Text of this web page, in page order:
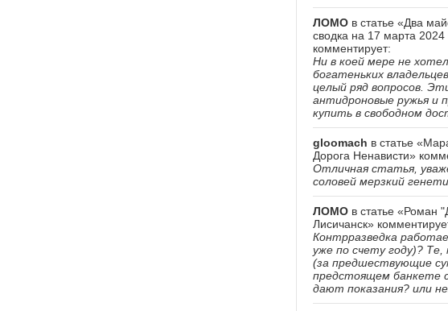
ЛОМО в статье «Два
сводка на 17 марта 2024
комментирует:
Ни в коей мере не
богатеньких
целый ряд вопросов.
антидроновые ружья и
купить в свободном
gloomach в статье
Дорога Ненависти»
Отличная статья,
соловей мерзкий
ЛОМО в статье «Роман
Лисичанск»
Контрразведка
уже по счету году)? Те,
(за предшествующие
предстоящем банкете
дают показания? или